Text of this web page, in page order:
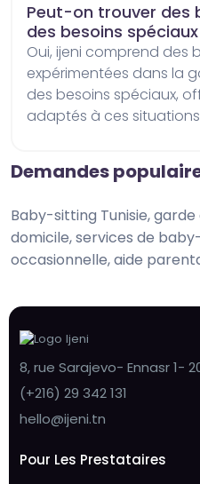
Peut-on trouver des
des besoins
Oui, ijeni comprend des baby-sitters
expérimentées dans la
des besoins spéciaux,
adaptés à ces
Demandes
Baby-sitting Tunisie, garde d'enfants, nounou à
domicile, services de
occasionnelle, aide
8, rue Sarajevo- Ennasr 1-
(+216) 29 342 131
hello@ijeni.tn
Pour Les Prestataires